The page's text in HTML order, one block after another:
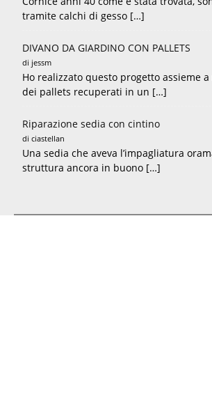
tramite calchi di gesso […]
DIVANO DA GIARDINO CON PALLETS
di jessm
Ho realizzato questo progetto assieme
dei pallets recuperati in un […]
Riparazione sedia con cintino
di ciastellan
Una sedia che aveva l’impagliatura
struttura ancora in buono […]